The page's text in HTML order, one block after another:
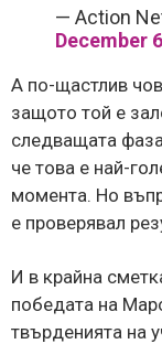
— Action
December
А по-щастлив
защото той е
следващата
че това е най-
момента. Но
е проверявал
И в крайна
победата на
твърденията на